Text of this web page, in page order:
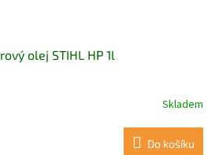
olej STIHL HP 1l
Skladem
Do košíku